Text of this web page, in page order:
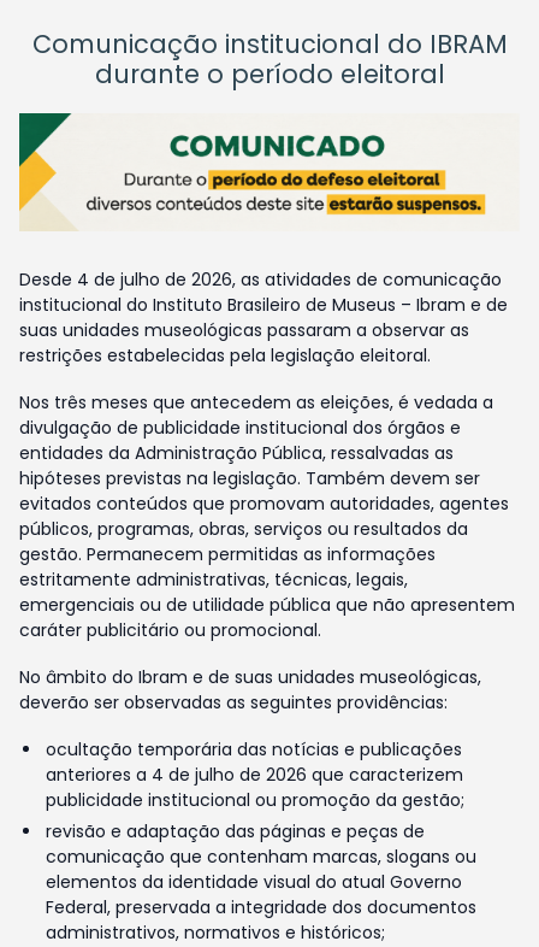
Comunicação institucional do IBRAM
durante o período eleitoral
Desde 4 de julho de 2026, as atividades de comunicação
institucional do Instituto Brasileiro de Museus – Ibram e de
suas unidades museológicas passaram a observar as
restrições estabelecidas pela legislação eleitoral.
Nos três meses que antecedem as eleições, é vedada a
divulgação de publicidade institucional dos órgãos e
entidades da Administração Pública, ressalvadas as
hipóteses previstas na legislação. Também devem ser
evitados conteúdos que promovam autoridades, agentes
públicos, programas, obras, serviços ou resultados da
gestão. Permanecem permitidas as informações
estritamente administrativas, técnicas, legais,
emergenciais ou de utilidade pública que não apresentem
caráter publicitário ou promocional.
No âmbito do Ibram e de suas unidades museológicas,
deverão ser observadas as seguintes providências:
ocultação temporária das notícias e publicações
anteriores a 4 de julho de 2026 que caracterizem
publicidade institucional ou promoção da gestão;
revisão e adaptação das páginas e peças de
comunicação que contenham marcas, slogans ou
elementos da identidade visual do atual Governo
Federal, preservada a integridade dos documentos
administrativos, normativos e históricos;